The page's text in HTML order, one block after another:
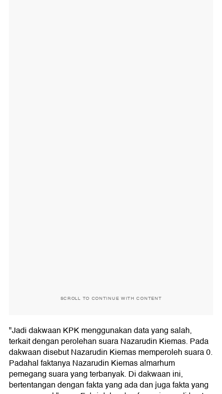
SCROLL TO CONTINUE WITH CONTENT
"Jadi dakwaan KPK menggunakan data yang salah,
terkait dengan perolehan suara Nazarudin Kiemas. Pada
dakwaan disebut Nazarudin Kiemas memperoleh suara 0.
Padahal faktanya Nazarudin Kiemas almarhum
pemegang suara yang terbanyak. Di dakwaan ini,
bertentangan dengan fakta yang ada dan juga fakta yang